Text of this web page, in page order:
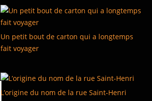
Un petit bout de carton qui a longtemps
fait voyager
L’origine du nom de la rue Saint-Henri